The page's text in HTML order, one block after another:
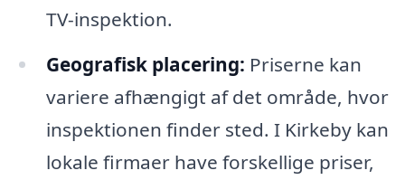
TV-inspektion.
Geografisk placering: Priserne kan
variere afhængigt af det område, hvor
inspektionen finder sted. I Kirkeby kan
lokale firmaer have forskellige priser,